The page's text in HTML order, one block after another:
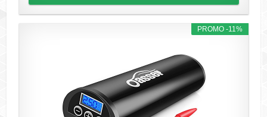
PROMO -11%